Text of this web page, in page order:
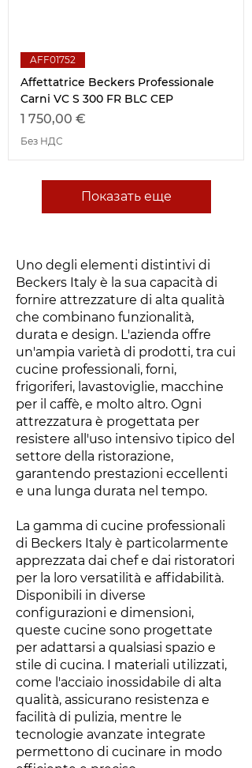
AFF01752
Affettatrice Beckers Professionale
Carni VC S 300 FR BLC CEP
Цена
1 750,00 €
Без НДС
Показать еще
Uno degli elementi distintivi di
Beckers Italy è la sua capacità di
fornire attrezzature di alta qualità
che combinano funzionalità,
durata e design. L'azienda offre
un'ampia varietà di prodotti, tra cui
cucine professionali, forni,
frigoriferi, lavastoviglie, macchine
per il caffè, e molto altro. Ogni
attrezzatura è progettata per
resistere all'uso intensivo tipico del
settore della ristorazione,
garantendo prestazioni eccellenti
e una lunga durata nel tempo.
La gamma di cucine professionali
di Beckers Italy è particolarmente
apprezzata dai chef e dai ristoratori
per la loro versatilità e affidabilità.
Disponibili in diverse
configurazioni e dimensioni,
queste cucine sono progettate
per adattarsi a qualsiasi spazio e
stile di cucina. I materiali utilizzati,
come l'acciaio inossidabile di alta
qualità, assicurano resistenza e
facilità di pulizia, mentre le
tecnologie avanzate integrate
permettono di cucinare in modo